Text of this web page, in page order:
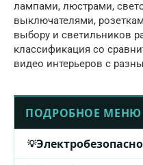
лампами, люстрами,
выключателями,
выбору и светильников
классификация со
видео интерьеров с
ПОДРОБНОЕ МЕНЮ